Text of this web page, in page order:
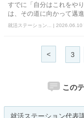
すでに「自分はこれをや
は、その道に向かって邁
就活ステーション... | 2026.06.10
< 3
この
就活ステーション代表